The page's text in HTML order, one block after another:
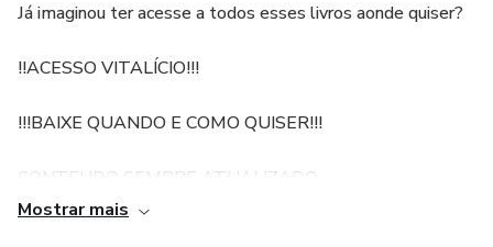
Já imaginou ter acesse a todos esses livros aonde quiser?
!!ACESSO VITALÍCIO!!!
!!!BAIXE QUANDO E COMO QUISER!!!
CONTEUDO SEMPRE ATUALIZADO
Mostrar mais